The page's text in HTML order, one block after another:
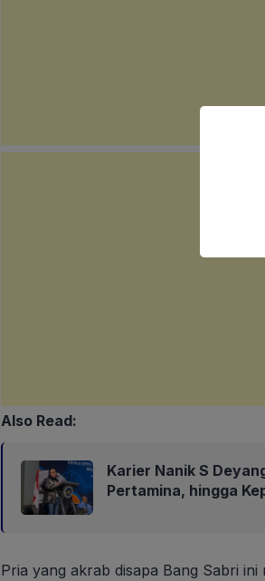
Also Read:
Karier Nanik S
Pertamina, hingga
Pria yang akrab disapa Bang Sabri